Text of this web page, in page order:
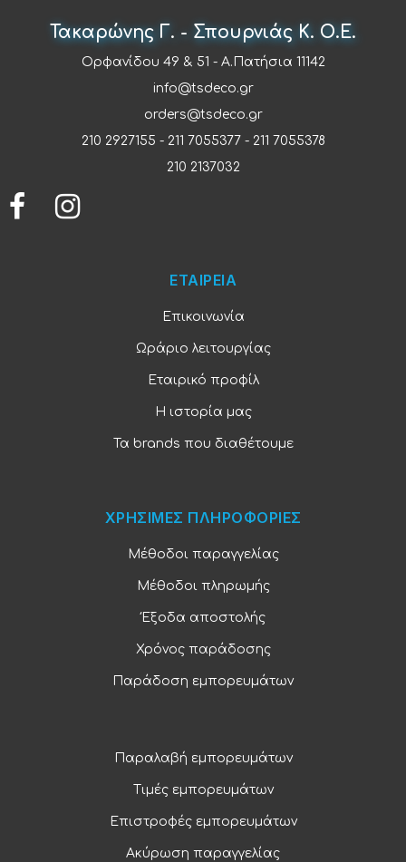
Τακαρώνης Γ. - Σπουρνιάς Κ. Ο.Ε.
Ορφανίδου 49 & 51 - Α.Πατήσια 11142
info@tsdeco.gr
orders@tsdeco.gr
210 2927155 - 211 7055377- 211 7055378
210 2137032
ΕΤΑΙΡΕΙΑ
Επικοινωνία
Ωράριο λειτουργίας
Εταιρικό προφίλ
Η ιστορία μας
Τα brands που διαθέτουμε
ΧΡΗΣΙΜΕΣ ΠΛΗΡΟΦΟΡΙΕΣ
Μέθοδοι παραγγελίας
Μέθοδοι πληρωμής
Έξοδα αποστολής
Χρόνος παράδοσης
Παράδοση εμπορευμάτων
Παραλαβή εμπορευμάτων
Τιμές εμπορευμάτων
Επιστροφές εμπορευμάτων
Ακύρωση παραγγελίας